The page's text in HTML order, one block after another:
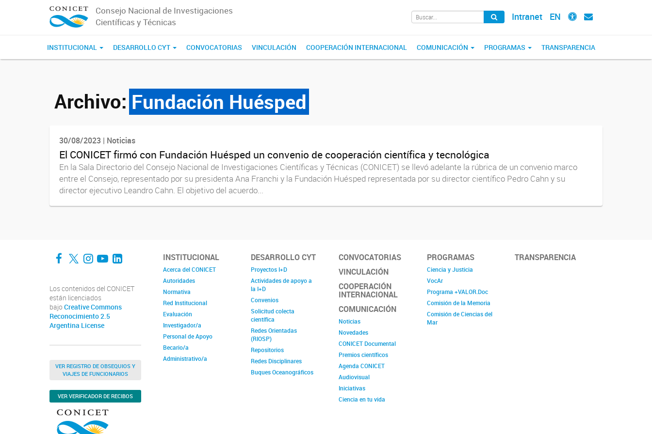
Consejo Nacional de Investigaciones
Científicas y Técnicas
Intranet EN
INSTITUCIONAL DESARROLLO CYT CONVOCATORIAS VINCULACIÓN COOPERACIÓN INTERNACIONAL COMUNICACIÓN PROGRAMAS TRANSPARENCIA
Archivo: Fundación Huésped
30/08/2023 | Noticias
El CONICET firmó con Fundación Huésped un convenio de cooperación científica y tecnológica
En la Sala Directorio del Consejo Nacional de Investigaciones Científicas y Técnicas (CONICET) se llevó adelante la rúbrica de un convenio marco
entre el Consejo, representado por su presidenta Ana Franchi y la Fundación Huésped representada por su director científico Pedro Cahn y su
director ejecutivo Leandro Cahn. El objetivo del acuerdo...
Facebook
Twitter
Instagram
YouTube
LinkedIn
Los contenidos del CONICET
están licenciados
bajo Creative Commons
Reconocimiento 2.5
Argentina License
VER REGISTRO DE OBSEQUIOS Y
VIAJES DE FUNCIONARIOS
VER VERIFICADOR DE RECIBOS
INSTITUCIONAL
Acerca del CONICET
Autoridades
Normativa
Red Institucional
Evaluación
Investigador/a
Personal de Apoyo
Becario/a
Administrativo/a
DESARROLLO CYT
Proyectos I+D
Actividades de apoyo a
la I+D
Convenios
Solicitud colecta
científica
Redes Orientadas
(RIOSP)
Repositorios
Redes Disciplinares
Buques Oceanográficos
CONVOCATORIAS
VINCULACIÓN
COOPERACIÓN
INTERNACIONAL
COMUNICACIÓN
Noticias
Novedades
CONICET Documental
Premios científicos
Agenda CONICET
Audiovisual
Iniciativas
Ciencia en tu vida
PROGRAMAS
Ciencia y Justicia
VocAr
Programa +VALOR.Doc
Comisión de la Memoria
Comisión de Ciencias del
Mar
TRANSPARENCIA